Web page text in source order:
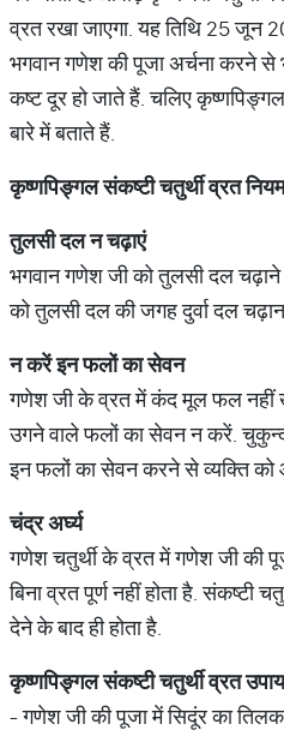
व्रत रखा जाएगा. यह तिथि 25 जून
भगवान गणेश की पूजा अर्चना करने
कष्ट दूर हो जाते हैं. चलिए
बारे में बताते हैं.
कृष्णपिङ्गलसंकष्टीचतुर्थीव्रतनियम
तुलसीदलनचढ़ाएं
भगवान गणेश जी को तुलसी दल
को तुलसी दल की जगह दुर्वा दल
नकरेंइनफलोंकासेवन
गणेश जी के व्रत में कंद मूल फल नहीं
उगने वाले फलों का सेवन न करें.
इन फलों का सेवन करने से व्यक्ति को
चंद्रअर्घ्य
गणेश चतुर्थी के व्रत में गणेश जी की
बिना व्रत पूर्ण नहीं होता है. संकष्टी
देने के बाद ही होता है.
कृष्णपिङ्गलसंकष्टीचतुर्थीव्रतउपाय
- गणेश जी की पूजा में सिदूंर का